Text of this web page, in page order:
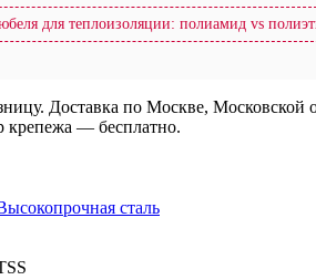
для теплоизоляции: полиамид vs
Доставка по Москве, Московской
крепежа — бесплатно.
сталь